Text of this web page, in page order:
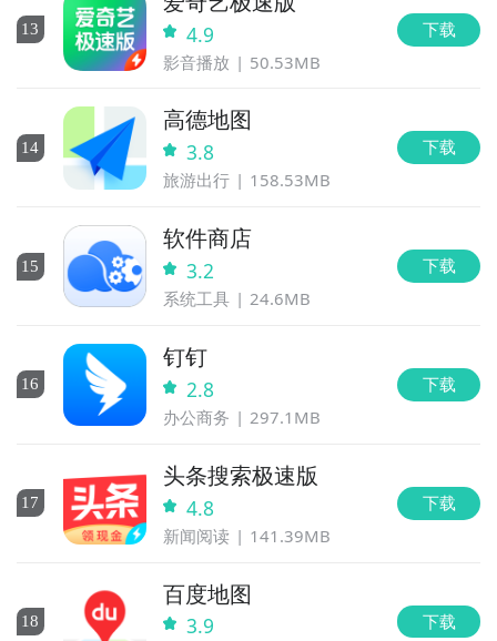
13 4.9
影音播放 50.53MB
下载
14
高德地图
3.8
旅游出行 158.53MB
下载
15
软件商店
3.2
系统工具 24.6MB
下载
16
钉钉
2.8
办公商务 297.1MB
下载
17
头条搜索极速版
4.8
新闻阅读 141.39MB
下载
18
百度地图
3.9 下载